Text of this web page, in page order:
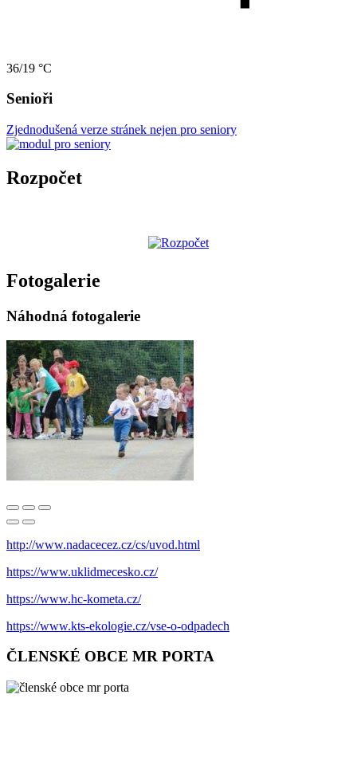
36/19 °C
Senioři
Zjednodušená verze stránek nejen pro seniory
Rozpočet
Fotogalerie
Náhodná fotogalerie
http://www.nadacecez.cz/cs/uvod.html
https://www.uklidmecesko.cz/
https://www.hc-kometa.cz/
https://www.kts-ekologie.cz/vse-o-odpadech
ČLENSKÉ OBCE MR PORTA